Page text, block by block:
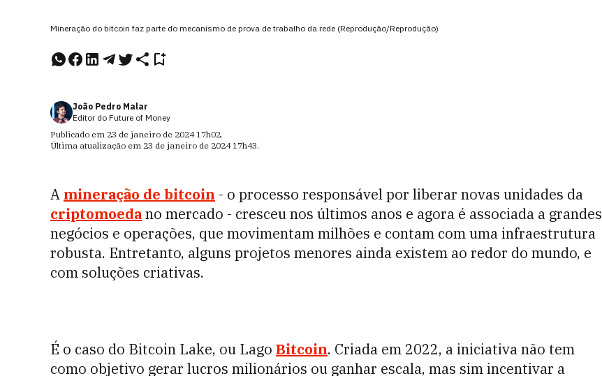
Mineração do bitcoin faz parte do mecanismo de prova de trabalho da rede (Reprodução/Reprodução)
João Pedro Malar
Editor do Future of Money
Publicado em 23 de janeiro de 2024 17h02.
Última atualização em 23 de janeiro de 2024 17h43.
A mineração de bitcoin - o processo responsável por liberar novas unidades da
criptomoedano mercado - cresceu nos últimos anos e agora é associada a grandes
negócios e operações, que movimentam milhões e contam com uma infraestrutura
robusta. Entretanto, alguns projetos menores ainda existem ao redor do mundo, e
com soluções criativas.
É o caso do Bitcoin Lake, ou Lago Bitcoin. Criada em 2022, a iniciativa não tem
como objetivo gerar lucros milionários ou ganhar escala, mas sim incentivar a